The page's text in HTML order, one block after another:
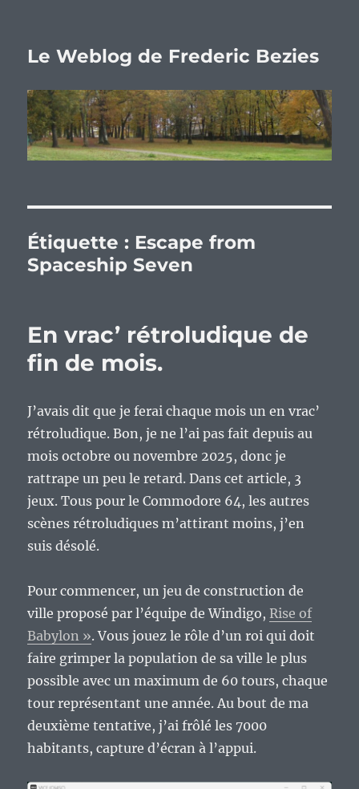
Le Weblog de Frederic Bezies
Étiquette : Escape from
Spaceship Seven
En vrac’ rétroludique de
fin de mois.
J’avais dit que je ferai chaque mois un en vrac’
rétroludique. Bon, je ne l’ai pas fait depuis au
mois octobre ou novembre 2025, donc je
rattrape un peu le retard. Dans cet article, 3
jeux. Tous pour le Commodore 64, les autres
scènes rétroludiques m’attirant moins, j’en
suis désolé.
Pour commencer, un jeu de construction de
ville proposé par l’équipe de Windigo,Rise of
Babylon ». Vous jouez le rôle d’un roi qui doit
faire grimper la population de sa ville le plus
possible avec un maximum de 60 tours, chaque
tour représentant une année. Au bout de ma
deuxième tentative, j’ai frôlé les 7000
habitants, capture d’écran à l’appui.